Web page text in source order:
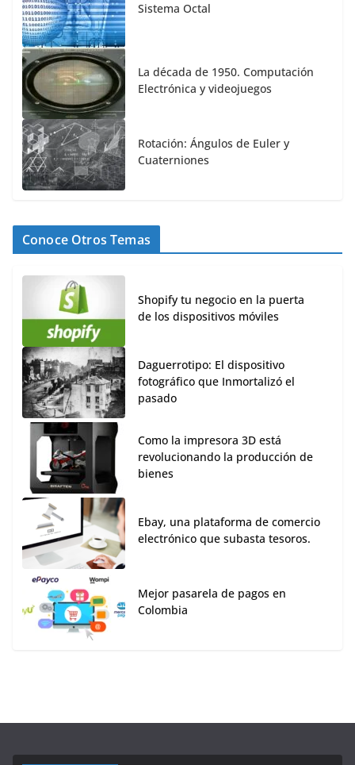
Sistema Octal
La década de 1950. Computación
Electrónica y videojuegos
Rotación: Ángulos de Euler y
Cuaterniones
Conoce Otros Temas
Shopify tu negocio en la puerta
de los dispositivos móviles
Daguerrotipo: El dispositivo
fotográfico que Inmortalizó el
pasado
Como la impresora 3D está
revolucionando la producción de
bienes
Ebay, una plataforma de comercio
electrónico que subasta tesoros.
Mejor pasarela de pagos en
Colombia